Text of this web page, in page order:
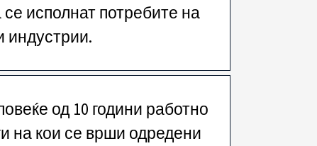
исполнат потребите на
индустрии.
од 10 години работно
на кои се врши одредени